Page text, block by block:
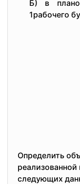
Б) в
1рабочего
Определить
следующих